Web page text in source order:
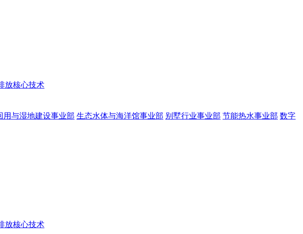
放核心技术
用与湿地建设事业部 生态水体与海洋馆事业部 别墅行业事业部 节能热水事业部 数字
放核心技术